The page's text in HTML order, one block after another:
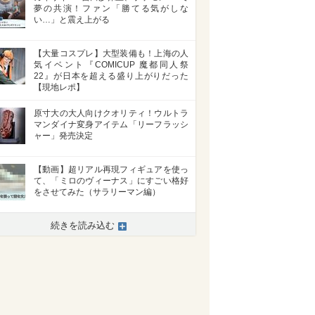
夢の共演！ファン「勝てる気がしな
い…」と震え上がる
【大量コスプレ】大型装備も！上海の人
気イベント『COMICUP 魔都同人祭
22』が日本を超える盛り上がりだった
【現地レポ】
原寸大の大人向けクオリティ！ウルトラ
マンダイナ変身アイテム「リーフラッシ
ャー」発売決定
【動画】超リアル再現フィギュアを使っ
て、「ミロのヴィーナス」にすごい格好
をさせてみた（サラリーマン編）
続きを読み込む